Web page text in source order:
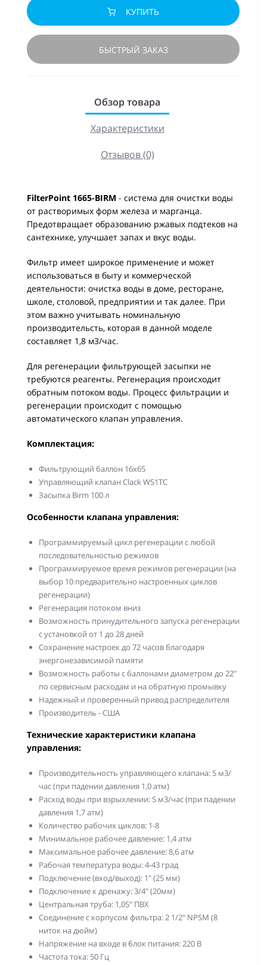
КУПИТЬ
БЫСТРЫЙ ЗАКАЗ
Обзор товара
Характеристики
Отзывов (0)
FilterPoint 1665-BIRM - система для очистки воды
от растворимых форм железа и марганца.
Предотвращает образованию ржавых подтеков на
сантехнике, улучшает запах и вкус воды.
Фильтр имеет широкое применение и может
использоваться в быту и коммерческой
деятельности: очистка воды в доме, ресторане,
школе, столовой, предприятии и так далее. При
этом важно учитывать номинальную
производительсть, которая в данной моделе
составляет 1,8 м3/час.
Для регенерации фильтрующей засыпки не
требуются реагенты. Регенерация происходит
обратным потоком воды. Процесс фильтрации и
регенерации происходит с помощью
автоматического клапан управления.
Комплектация:
Фильтрующий баллон 16х65
Управляющий клапан Clack WS1ТС
Засыпка Birm 100 л
Особенности клапана управления:
Программируемый цикл регенерации с любой
последовательностью режимов
Программируемое время режимов регенерации (на
выбор 10 предварительно настроенных циклов
регенерации)
Регенерация потоком вниз
Возможность принудительного запуска регенерации
с установкой от 1 до 28 дней
Сохранение настроек до 72 часов благодаря
энергонезависимой памяти
Возможность работы с баллонами диаметром до 22"
по сервисным расходам и на обратную промывку
Надежный и проверенный привод распределителя
Производитель - США
Технические характеристики клапана
управления:
Производительность управляющего клапана: 5 м3/
час (при падении давления 1,0 атм)
Расход воды при взрыхлении: 5 м3/час (при падении
давления 1,7 атм)
Количество рабочих циклов: 1-8
Минимальное рабочее давление: 1,4 атм
Максимальное рабочее давление: 8,6 атм
Рабочая температура воды: 4-43 град
Подключение (вход/выход): 1" (25 мм)
Подключение к дренажу: 3/4" (20мм)
Центральная труба: 1,05" ПВХ
Соединение с корпусом фильтра: 2 1/2" NPSM (8
ниток на дюйм)
Напряжение на входе в блок питания: 220 В
Частота тока: 50 Гц